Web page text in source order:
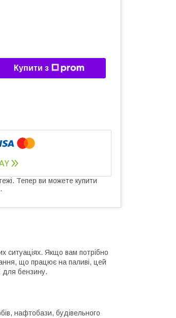
Купити з
Тепер ви можете купити
ситуаціях. Якщо вам потрібно
що працює на паливі, цей
для бензину.
нафтобази, будівельного